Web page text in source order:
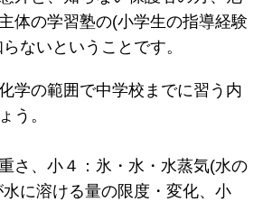
体の学習塾の(小学生の指導経験
ないということです。
学の範囲で中学校までに習う内
う。
さ、小４：氷・水・水蒸気(水の
に溶ける量の限度・変化、小